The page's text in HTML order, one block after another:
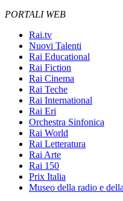
PORTALI WEB
Rai.tv
Nuovi Talenti
Rai Educational
Rai Fiction
Rai Cinema
Rai Teche
Rai International
Rai Eri
Orchestra Sinfonica
Rai World
Rai Letteratura
Rai Arte
Rai 150
Prix Italia
Museo della radio e